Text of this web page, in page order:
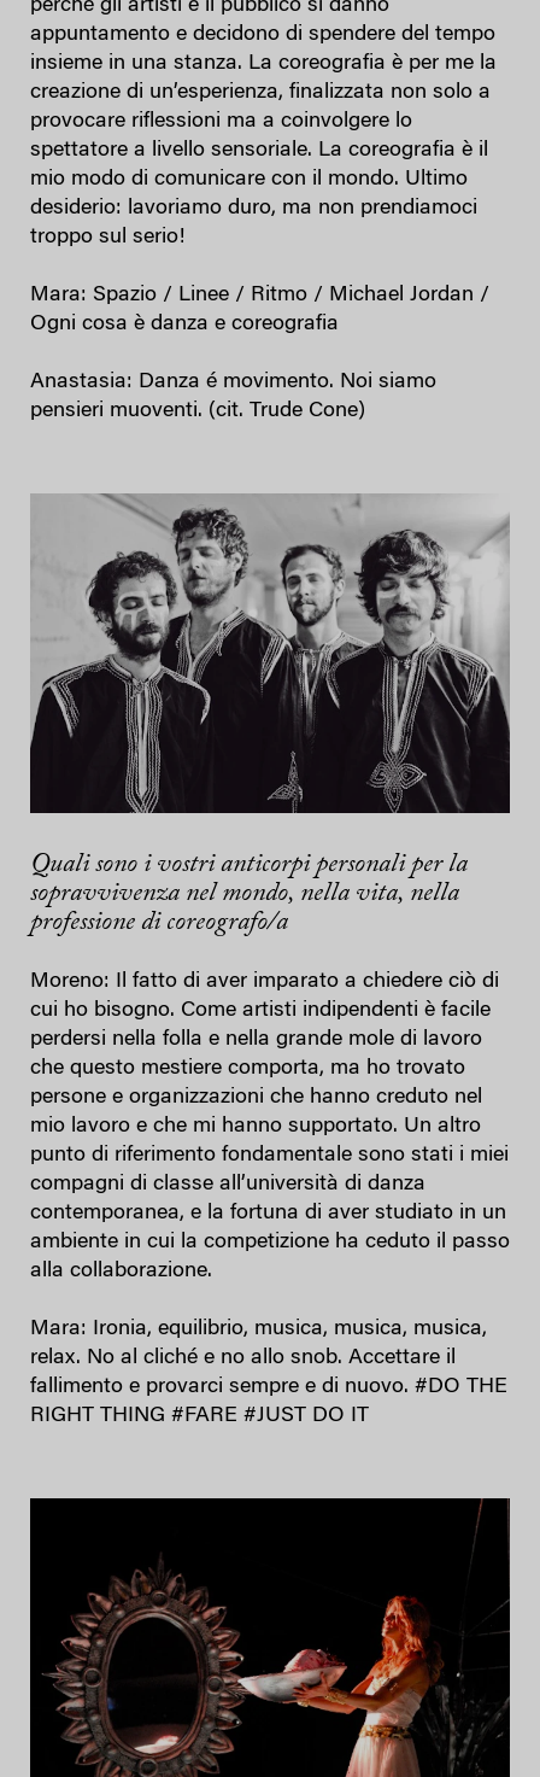
perché gli artisti e il pubblico si danno
appuntamento e decidono di spendere del tempo
insieme in una stanza. La coreografia è per me la
creazione di un’esperienza, finalizzata non solo a
provocare riflessioni ma a coinvolgere lo
spettatore a livello sensoriale. La coreografia è il
mio modo di comunicare con il mondo. Ultimo
desiderio: lavoriamo duro, ma non prendiamoci
troppo sul serio!
Mara: Spazio / Linee / Ritmo / Michael Jordan /
Ogni cosa è danza e coreografia
Anastasia: Danza é movimento. Noi siamo
pensieri muoventi. (cit. Trude Cone)
Quali sono i vostri anticorpi personali per la
sopravvivenza nel mondo, nella vita, nella
professione di coreografo/a
Moreno: Il fatto di aver imparato a chiedere ciò di
cui ho bisogno. Come artisti indipendenti è facile
perdersi nella folla e nella grande mole di lavoro
che questo mestiere comporta, ma ho trovato
persone e organizzazioni che hanno creduto nel
mio lavoro e che mi hanno supportato. Un altro
punto di riferimento fondamentale sono stati i miei
compagni di classe all’università di danza
contemporanea, e la fortuna di aver studiato in un
ambiente in cui la competizione ha ceduto il passo
alla collaborazione.
Mara: Ironia, equilibrio, musica, musica, musica,
relax. No al cliché e no allo snob. Accettare il
fallimento e provarci sempre e di nuovo. #DO THE
RIGHT THING #FARE #JUST DO IT